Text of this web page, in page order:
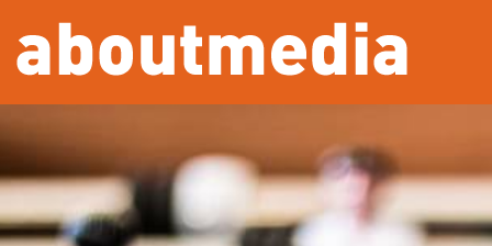
Overslaan en naar de inhoud gaan